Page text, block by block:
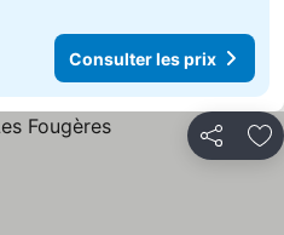
Consulter les prix
Partager